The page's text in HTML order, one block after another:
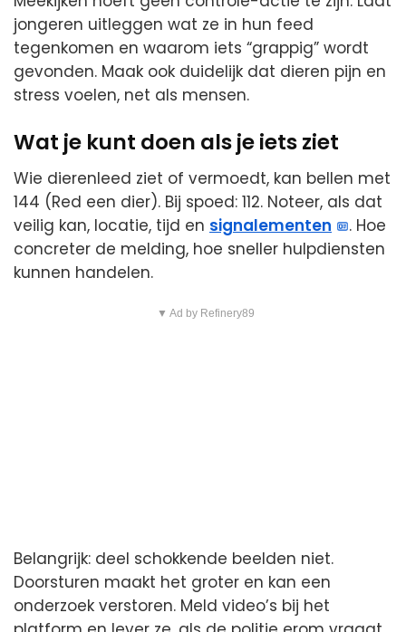
jongeren uitleggen wat ze in hun feed
tegenkomen en waarom iets “grappig” wordt
gevonden. Maak ook duidelijk dat dieren pijn en
stress voelen, net als mensen.
Wat je kunt doen als je iets ziet
Wie dierenleed ziet of vermoedt, kan bellen met
144 (Red een dier). Bij spoed: 112. Noteer, als dat
veilig kan, locatie, tijd en signalementen
. Hoe
concreter de melding, hoe sneller hulpdiensten
kunnen handelen.
▼ Ad by Refinery89
Belangrijk: deel schokkende beelden niet.
Doorsturen maakt het groter en kan een
onderzoek verstoren. Meld video’s bij het